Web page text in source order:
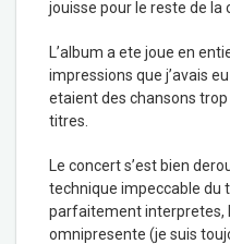
jouisse pour le reste de la
L’album a ete joue en
impressions que j’avais
etaient des chansons
titres.
Le concert s’est bien
technique impeccable du
parfaitement interpretes,
omnipresente (je suis